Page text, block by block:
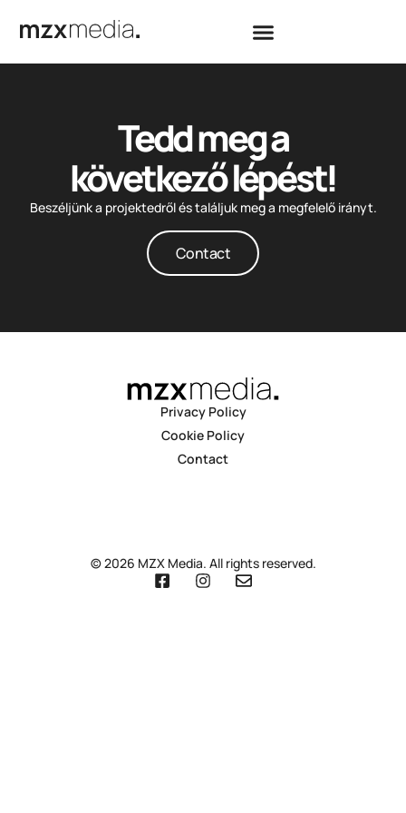
Tedd meg a
következő lépést!
Beszéljünk a projektedről és találjuk meg a megfelelő irányt.
Contact
Privacy Policy
Cookie Policy
Contact
© 2026 MZX Media. All rights reserved.